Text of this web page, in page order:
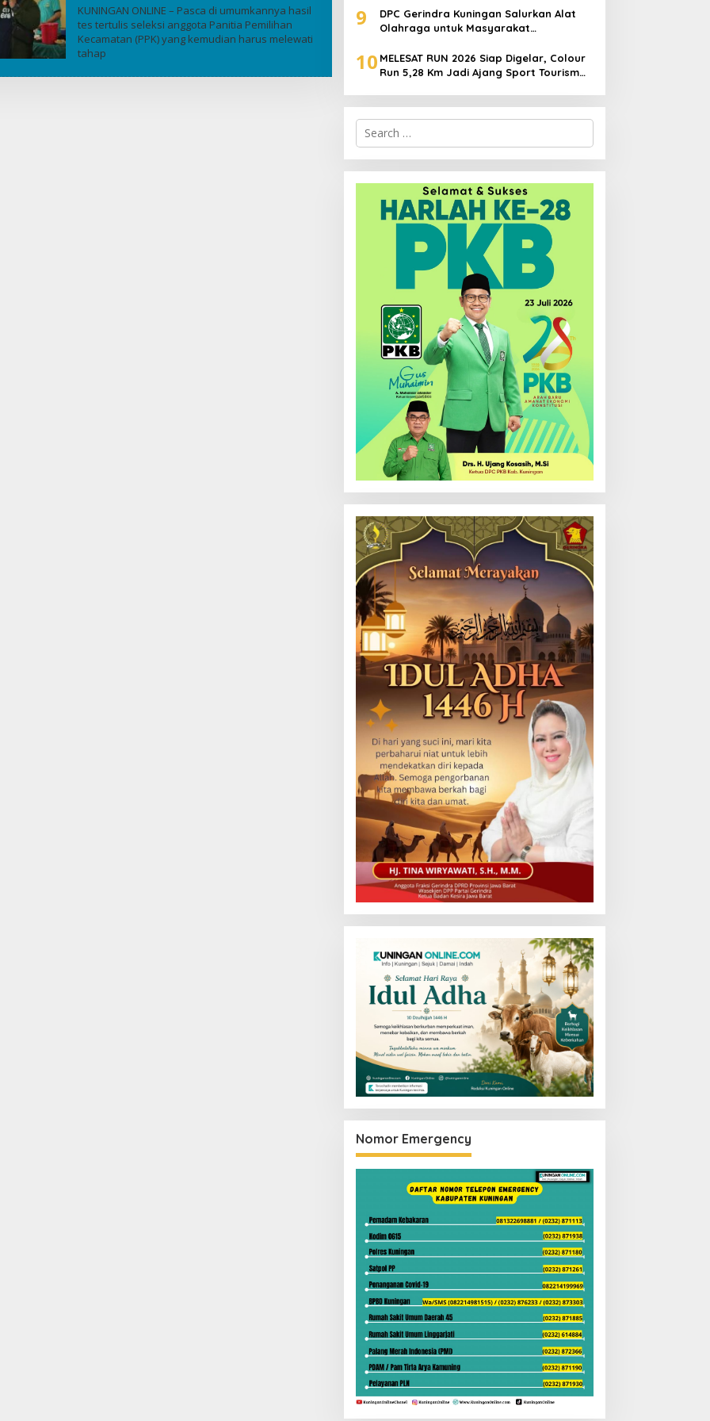
KUNINGAN ONLINE – Pasca di umumkannya hasil
tes tertulis seleksi anggota Panitia Pemilihan
Kecamatan (PPK) yang kemudian harus melewati
tahap
9
DPC Gerindra Kuningan Salurkan Alat
Olahraga untuk Masyarakat
Generasi Muda
10 MELESAT RUN 2026 Siap Digelar, Colour
Run 5,28 Km Jadi Ajang Sport Tourism
Search
for:
Nomor Emergency